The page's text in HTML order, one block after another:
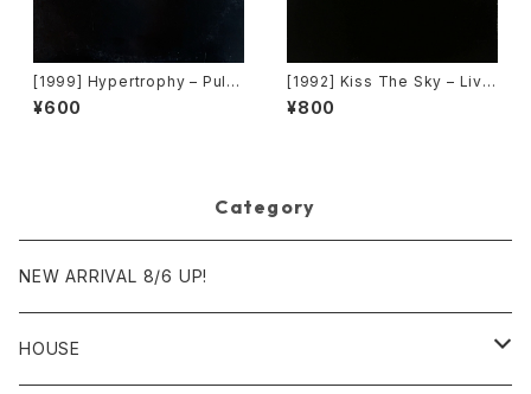
[1999] Hypertrophy – Pullo
ver [Tommy Boy Silver Lab
el]
¥600
[1992] Kiss The Sky – Livin
g For You / Voodoo Chile /
What Does It Take? / Don't
¥800
Category
NEW ARRIVAL 8/6 UP!
HOUSE